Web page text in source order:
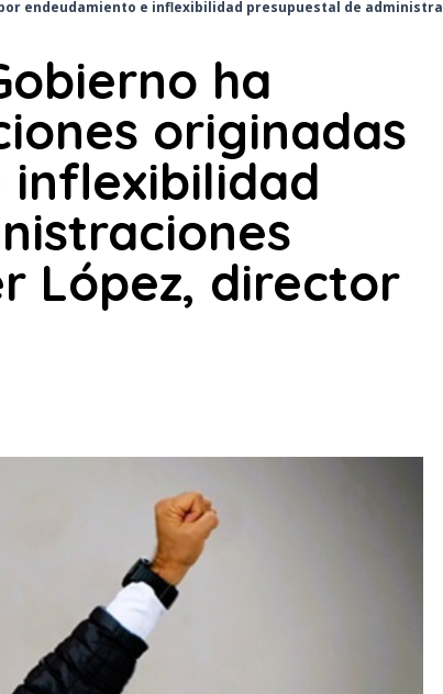
endeudamiento e inflexibilidad presupuestal de
ha
originadas
inflexibilidad
López, director